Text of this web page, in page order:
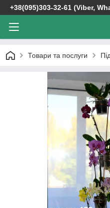
+38(095)303-32-61 (Viber,
Товари та послуги